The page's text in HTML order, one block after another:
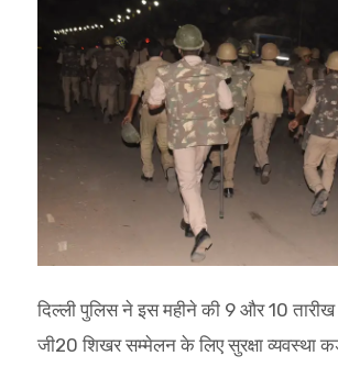
दिल्ली पुलिस ने इस महीने की 9 और 10 तारीख
जी20 शिखर सम्मेलन के लिए सुरक्षा व्‍यवस्‍था